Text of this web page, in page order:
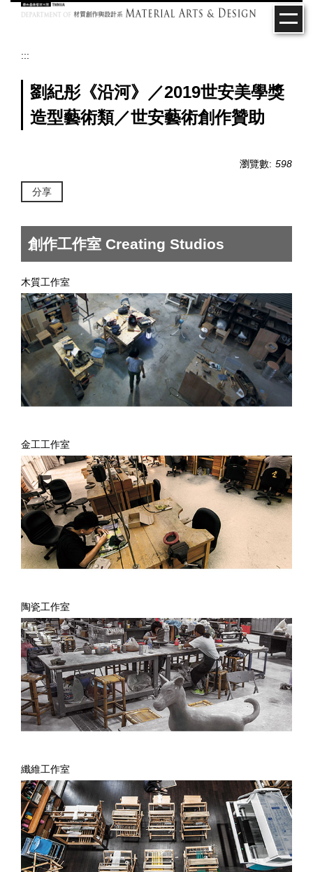
:::
劉紀彤《沿河》／2019世安美學獎
造型藝術類／世安藝術創作贊助
瀏覽數: 598
分享
創作工作室 Creating Studios
木質工作室
金工工作室
陶瓷工作室
纖維工作室